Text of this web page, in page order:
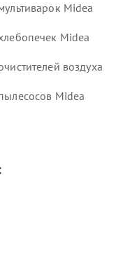
Midea
Midea
воздуха
Midea